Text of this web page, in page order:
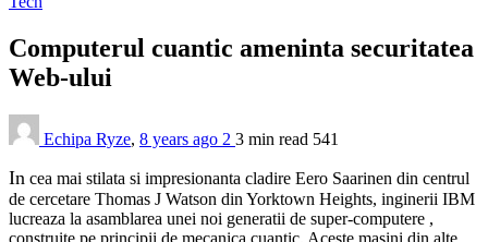
Computerul cuantic ameninta securitatea
Web-ului
Echipa Ryze, 8 years ago 2 3 min read 541
In cea mai stilata si impresionanta cladire Eero Saarinen din centrul
de cercetare Thomas J Watson din Yorktown Heights, inginerii IBM
lucreaza la asamblarea unei noi generatii de super-computere ,
construite pe principii de mecanica cuantic. Aceste masini din alte